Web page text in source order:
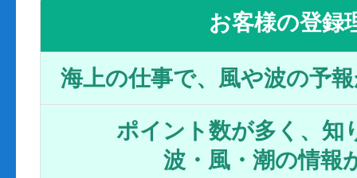
お客様の登録
海上の仕事で、風や波の予
ポイント数が多く、知
波・風・潮の情報